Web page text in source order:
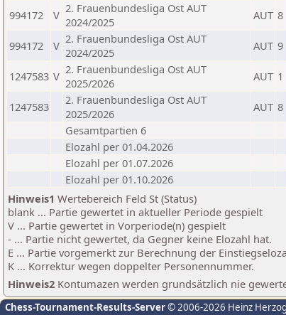
994172 V 2. Frauenbundesliga Ost AUT
2024/2025
AUT 8
994172 V 2. Frauenbundesliga Ost AUT
2024/2025
AUT 9
1247583 V 2. Frauenbundesliga Ost AUT
2025/2026
AUT 1
1247583
2. Frauenbundesliga Ost AUT
2025/2026
AUT 8
Gesamtpartien 6
Elozahl per 01.04.2026
Elozahl per 01.07.2026
Elozahl per 01.10.2026
Hinweis1 Wertebereich Feld St (Status)
blank ... Partie gewertet in aktueller Periode gespielt
V ... Partie gewertet in Vorperiode(n) gespielt
- ... Partie nicht gewertet, da Gegner keine Elozahl hat.
E ... Partie vorgemerkt zur Berechnung der
K ... Korrektur wegen doppelter Personennummer.
Hinweis2 Kontumazen werden grundsätzlich nie
Chess-Tournament-Results-Server© 2006-2026 Heinz Herzog